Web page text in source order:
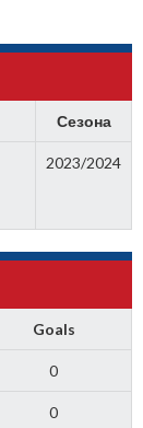
Сезона
2023/2024
Goals
0
0